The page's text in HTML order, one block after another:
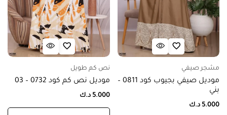
مشجر صيفي
موديل صيفي بجيوب كود 0811 –
بني
5.000 د.ك
نص كم طويل
موديل نص كم كود 0732 – 03
5.000 د.ك